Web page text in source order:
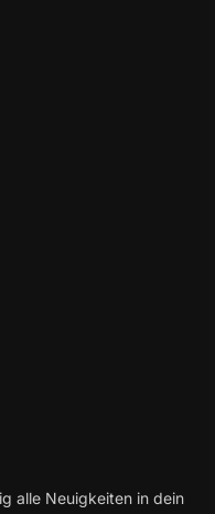
alle Neuigkeiten in dein